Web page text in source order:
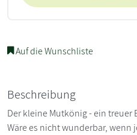
Auf die Wunschliste
Beschreibung
Der kleine Mutkönig - ein
Wäre es nicht wunderbar, wenn